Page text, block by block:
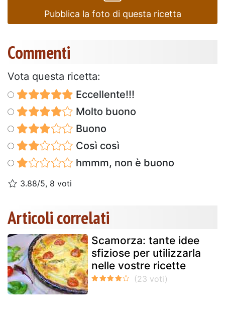
Pubblica la foto di questa ricetta
Commenti
Vota questa ricetta:
Eccellente!!!
Molto buono
Buono
Così così
hmmm, non è buono
3.88/5, 8 voti
Articoli correlati
Scamorza: tante idee
sfiziose per utilizzarla
nelle vostre ricette